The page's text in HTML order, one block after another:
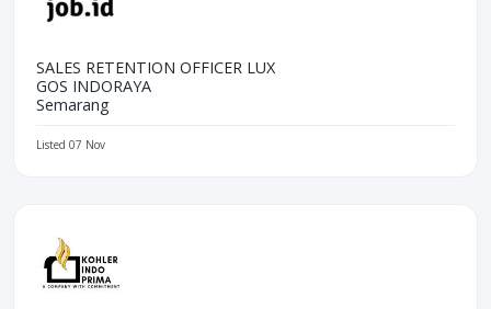
SALES RETENTION OFFICER LUX
GOS INDORAYA
Semarang
Listed 07 Nov